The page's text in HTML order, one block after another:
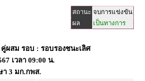
สถานะ จบการแข่งขัน
ผล
เป็นทางการ
ผสม รอบ : รอบรองชนะเลิศ
เวลา 09:00 น.
า 3 มก.กพส.